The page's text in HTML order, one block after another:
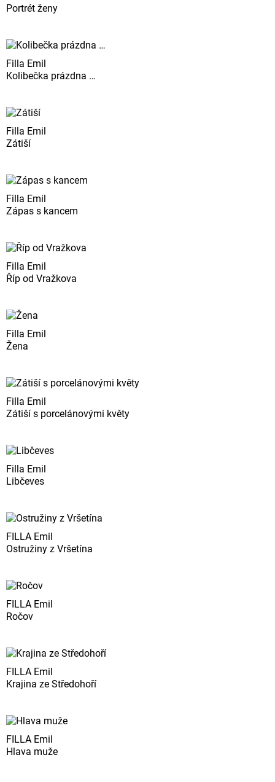
Portrét ženy
Filla Emil
Kolibečka prázdna …
Filla Emil
Zátiší
Filla Emil
Zápas s kancem
Filla Emil
Říp od Vražkova
Filla Emil
Žena
Filla Emil
Zátiší s porcelánovými květy
Filla Emil
Libčeves
FILLA Emil
Ostružiny z Vršetína
FILLA Emil
Ročov
FILLA Emil
Krajina ze Středohoří
FILLA Emil
Hlava muže